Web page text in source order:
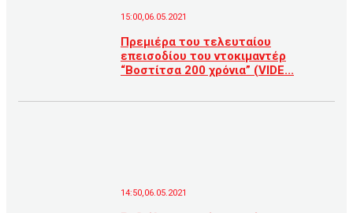
15:00,06.05.2021
Πρεμιέρα του τελευταίου
επεισοδίου του ντοκιμαντέρ
“Βοστίτσα 200 χρόνια” (VIDE...
14:50,06.05.2021